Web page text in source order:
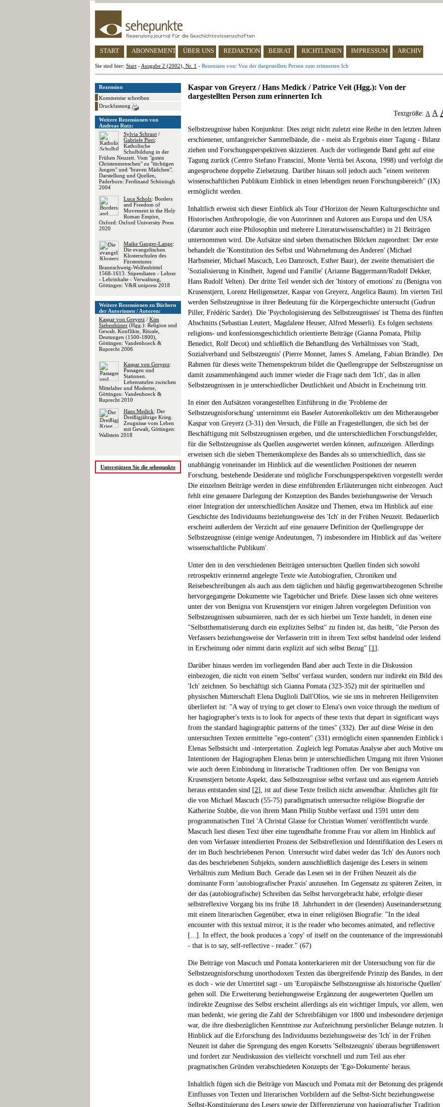
START ABONNEMENT ÜBER UNS REDAKTION BEIRAT RICHTLINIEN IMPRESSUM ARCHIV
Sie sind hier: Start - Ausgabe 2 (2002), Nr. 1 - Rezension von: Von der dargestellten Person zum erinnerten Ich
Rezension
Kommentar schreiben
Druckfassung
Weitere Rezensionen von
Andreas Rutz:
Sylvia Schraut /
Gabriele Pieri:
Katholische
Schulbildung in der
Frühen Neuzeit. Vom "guten
Christenmenschen" zu "tüchtigen
Jungen" und "braven Mädchen".
Darstellung und Quellen,
Paderborn: Ferdinand Schöningh
2004
Luca Scholz: Borders
and Freedom of
Movement in the Holy
Roman Empire,
Oxford: Oxford University Press
2020
Maike Gauger-Lange:
Die evangelischen
Klosterschulen des
Fürstentums
Braunschweig-Wolfenbüttel
1568-1613. Stipendiaten - Lehrer
- Lehrinhalte - Verwaltung,
Göttingen: V&R unipress 2018
Weitere Rezensionen zu Büchern
der Autorinnen / Autoren:
Kaspar von Greyerz / Kim
Siebenhüner (Hgg.): Religion und
Gewalt. Konflikte, Rituale,
Deutungen (1500-1800),
Göttingen: Vandenhoeck &
Ruprecht 2006
Kaspar von Greyerz:
Passagen und
Stationen.
Lebensstufen zwischen
Mittelalter und Moderne,
Göttingen: Vandenhoeck &
Ruprecht 2010
Hans Medick: Der
Dreißigjährige Krieg.
Zeugnisse vom Leben
mit Gewalt, Göttingen:
Wallstein 2018
Unterstützen Sie die sehepunkte
Kaspar von Greyerz / Hans Medick / Patrice Veit (Hgg.): Von der
dargestellten Person zum erinnerten Ich
Textgröße: A A
Selbstzeugnisse haben Konjunktur. Dies zeigt nicht zuletzt eine Reihe in den letzten Jahren
erschienener, umfangreicher Sammelbände, die - meist als Ergebnis einer Tagung - Bilanz
ziehen und Forschungsperspektiven skizzieren. Auch der vorliegende Band geht auf eine
Tagung zurück (Centro Stefano Franscini, Monte Verità bei Ascona, 1998) und verfolgt die
angesprochene doppelte Zielsetzung. Darüber hinaus soll jedoch auch "einem weiteren
wissenschaftlichen Publikum Einblick in einen lebendigen neuen Forschungsbereich" (IX)
ermöglicht werden.
Inhaltlich erweist sich dieser Einblick als Tour d'Horizon der Neuen Kulturgeschichte und
Historischen Anthropologie, die von Autorinnen und Autoren aus Europa und den USA
(darunter auch eine Philosophin und mehrere Literaturwissenschaftler) in 21 Beiträgen
unternommen wird. Die Aufsätze sind sieben thematischen Blöcken zugeordnet: Der erste
behandelt die 'Konstitution des Selbst und Wahrnehmung des Anderen' (Michael
Harbsmeier, Michael Mascuch, Leo Damrosch, Esther Baur), der zweite thematisiert die
'Sozialisierung in Kindheit, Jugend und Familie' (Arianne Baggermann/Rudolf Dekker,
Hans Rudolf Velten). Der dritte Teil wendet sich der 'history of emotions' zu (Benigna von
Krusenstjern, Lorenz Heiligensetzer, Kaspar von Greyerz, Angelica Baum). Im vierten Teil
werden Selbstzeugnisse in ihrer Bedeutung für die Körpergeschichte untersucht (Gudrun
Piller, Frédéric Sardet). Die 'Psychologisierung des Selbstzeugnisses' ist Thema des fünften
Abschnitts (Sebastian Leutert, Magdalene Heuser, Alfred Messerli). Es folgen sechstens
religions- und konfessionsgeschichtlich orientierte Beiträge (Gianna Pomata, Philip
Benedict, Rolf Decot) und schließlich die Behandlung des Verhältnisses von 'Stadt,
Sozialverband und Selbstzeugnis' (Pierre Monnet, James S. Amelang, Fabian Brändle).
Rahmen für dieses weite Themenspektrum bildet die Quellengruppe der Selbstzeugnisse
damit zusammenhängend auch immer wieder die Frage nach dem 'Ich', das in allen
Selbstzeugnissen in je unterschiedlicher Deutlichkeit und Absicht in Erscheinung tritt.
In einer den Aufsätzen vorangestellten Einführung in die 'Probleme der
Selbstzeugnisforschung' unternimmt ein Baseler Autorenkollektiv um den Mitherausgeber
Kaspar von Greyerz (3-31) den Versuch, die Fülle an Fragestellungen, die sich bei der
Beschäftigung mit Selbstzeugnissen ergeben, und die unterschiedlichen Forschungsfelder,
für die Selbstzeugnisse als Quellen ausgewertet werden können, aufzuzeigen. Allerdings
erweisen sich die sieben Themenkomplexe des Bandes als so unterschiedlich, dass sie
unabhängig voneinander im Hinblick auf die wesentlichen Positionen der neueren
Forschung, bestehende Desiderate und mögliche Forschungsperspektiven vorgestellt
Die einzelnen Beiträge werden in diese einführenden Erläuterungen nicht einbezogen.
fehlt eine genauere Darlegung der Konzeption des Bandes beziehungsweise der Versuch
einer Integration der unterschiedlichen Ansätze und Themen, etwa im Hinblick auf eine
Geschichte des Individuums beziehungsweise des 'Ich' in der Frühen Neuzeit. Bedauerlich
erscheint außerdem der Verzicht auf eine genauere Definition der Quellengruppe der
Selbstzeugnisse (einige wenige Andeutungen, 7) insbesondere im Hinblick auf das 'weitere
wissenschaftliche Publikum'.
Unter den in den verschiedenen Beiträgen untersuchten Quellen finden sich sowohl
retrospektiv erinnernd angelegte Texte wie Autobiografien, Chroniken und
Reisebeschreibungen als auch aus dem täglichen und häufig gegenwartsbezogenen
hervorgegangene Dokumente wie Tagebücher und Briefe. Diese lassen sich ohne weiteres
unter der von Benigna von Krusenstjern vor einigen Jahren vorgelegten Definition von
Selbstzeugnissen subsumieren, nach der es sich hierbei um Texte handelt, in denen eine
"Selbstthematisierung durch ein explizites Selbst" zu finden ist, das heißt, "die Person des
Verfassers beziehungsweise der Verfasserin tritt in ihrem Text selbst handelnd oder leidend
in Erscheinung oder nimmt darin explizit auf sich selbst Bezug" [1].
Darüber hinaus werden im vorliegenden Band aber auch Texte in die Diskussion
einbezogen, die nicht von einem 'Selbst' verfasst wurden, sondern nur indirekt ein Bild des
'Ich' zeichnen. So beschäftigt sich Gianna Pomata (323-352) mit der spirituellen und
physischen Mutterschaft Elena Duglioli Dall'Olios, wie sie uns in mehreren Heiligenviten
überliefert ist: "A way of trying to get closer to Elena's own voice through the medium of
her hagiographer's texts is to look for aspects of these texts that depart in significant ways
from the standard hagiographic patterns of the times" (332). Der auf diese Weise in den
untersuchten Texten ermittelte "ego-content" (331) ermöglicht einen spannenden Einblick
Elenas Selbstsicht und -interpretation. Zugleich legt Pomatas Analyse aber auch Motive
Intentionen der Hagiographen Elenas beim je unterschiedlichen Umgang mit ihren
wie auch deren Einbindung in literarische Traditionen offen. Der von Benigna von
Krusenstjern betonte Aspekt, dass Selbstzeugnisse selbst verfasst und aus eigenem Antrieb
heraus entstanden sind [2], ist auf diese Texte freilich nicht anwendbar. Ähnliches gilt für
die von Michael Mascuch (55-75) paradigmatisch untersuchte religiöse Biografie der
Katherine Stubbe, die von ihrem Mann Philip Stubbe verfasst und 1591 unter dem
programmatischen Titel 'A Christal Glasse for Christian Women' veröffentlicht wurde.
Mascuch liest diesen Text über eine tugendhafte fromme Frau vor allem im Hinblick auf
den vom Verfasser intendierten Prozess der Selbstreflexion und Identifikation des Lesers
der im Buch beschriebenen Person. Untersucht wird dabei weder das 'Ich' des Autors noch
das des beschriebenen Subjekts, sondern ausschließlich dasjenige des Lesers in seinem
Verhältnis zum Medium Buch. Gerade das Lesen sei in der Frühen Neuzeit als die
dominante Form 'autobiografischer Praxis' anzusehen. Im Gegensatz zu späteren Zeiten, in
der das (autobiografische) Schreiben das Selbst hervorgebracht habe, erfolgte dieser
selbstreflexive Vorgang bis ins frühe 18. Jahrhundert in der (lesenden) Auseinandersetzung
mit einem literarischen Gegenüber, etwa in einer religiösen Biografie: "In the ideal
encounter with this textual mirror, it is the reader who becomes animated, and reflective
[...]. In effect, the book produces a 'copy' of itself on the countenance of the
- that is to say, self-reflective - reader." (67)
Die Beiträge von Mascuch und Pomata konterkarieren mit der Untersuchung von für die
Selbstzeugnisforschung unorthodoxen Texten das übergreifende Prinzip des Bandes, in
es doch - wie der Untertitel sagt - um 'Europäische Selbstzeugnisse als historische Quellen'
gehen soll. Die Erweiterung beziehungsweise Ergänzung der ausgewerteten Quellen um
indirekte Zeugnisse des Selbst erscheint allerdings als ein wichtiger Impuls, vor allem,
man bedenkt, wie gering die Zahl der Schreibfähigen vor 1800 und insbesondere
war, die ihre diesbezüglichen Kenntnisse zur Aufzeichnung persönlicher Belange nutzten.
Hinblick auf die Erforschung des Individuums beziehungsweise des 'Ich' in der Frühen
Neuzeit ist daher die Sprengung des engen Korsetts 'Selbstzeugnis' überaus begrüßenswert
und fordert zur Neudiskussion des vielleicht vorschnell und zum Teil aus eher
pragmatischen Gründen verabschiedeten Konzepts der 'Ego-Dokumente' heraus.
Inhaltlich fügen sich die Beiträge von Mascuch und Pomata mit der Betonung des
Einflusses von Texten und literarischen Vorbildern auf die Selbst-Sicht beziehungsweise
Selbst-Konstituierung des Lesers sowie der Differenzierung von hagiografischer Tradition